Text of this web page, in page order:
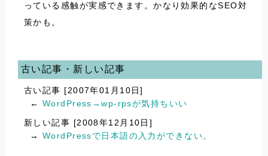
っている感触が実感できます。かなり効果的なSEO対
策かも。
古い記事・新しい記事
古い記事 [2007年01月10日]
← WordPress→wp-rpsが気持ちいい
新しい記事 [2008年12月10日]
→ WordPressで日本語の入力ができない。